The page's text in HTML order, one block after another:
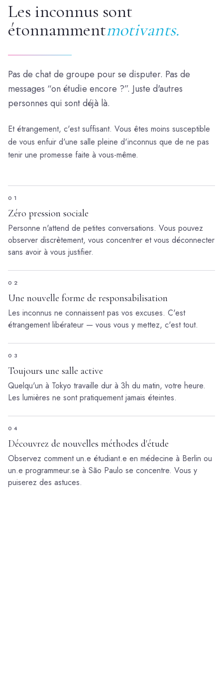
Les inconnus sont
étonnammentmotivants.
Pas de chat de groupe pour se disputer. Pas de
messages “on étudie encore ?”. Juste d'autres
personnes qui sont déjà là.
Et étrangement, c'est suffisant. Vous êtes moins susceptible
de vous enfuir d'une salle pleine d'inconnus que de ne pas
tenir une promesse faite à vous-même.
01
Zéro pression sociale
Personne n'attend de petites conversations. Vous pouvez
observer discrètement, vous concentrer et vous déconnecter
sans avoir à vous justifier.
02
Une nouvelle forme de responsabilisation
Les inconnus ne connaissent pas vos excuses. C'est
étrangement libérateur — vous vous y mettez, c'est tout.
03
Toujours une salle active
Quelqu'un à Tokyo travaille dur à 3h du matin, votre heure.
Les lumières ne sont pratiquement jamais éteintes.
04
Découvrez de nouvelles méthodes d'étude
Observez comment un.e étudiant.e en médecine à Berlin ou
un.e programmeur.se à São Paulo se concentre. Vous y
puiserez des astuces.